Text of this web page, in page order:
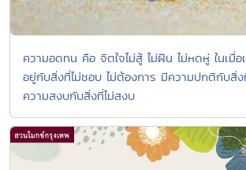
ความอดทน คือ จิตใจไม่สู้ ไม่ฝืน ไม่หดหู่ ในเมื่อ
อยู่กับสิ่งที่ไม่ชอบ ไม่ต้องการ มีความปกติกับสิ่
ความสงบกับสิ่งที่ไม่สงบ